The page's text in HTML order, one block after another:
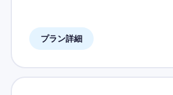
プラン詳細